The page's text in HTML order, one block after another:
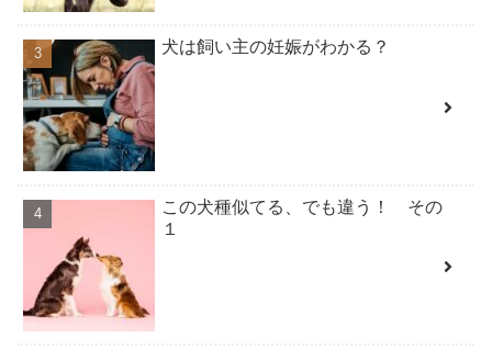
犬は飼い主の妊娠がわかる？
この犬種似てる、でも違う！ その
１